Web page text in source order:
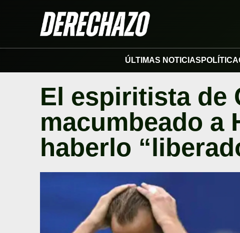
ÚLTIMAS NOTICIAS POLÍTICA
El espiritista de
macumbeado a
haberlo